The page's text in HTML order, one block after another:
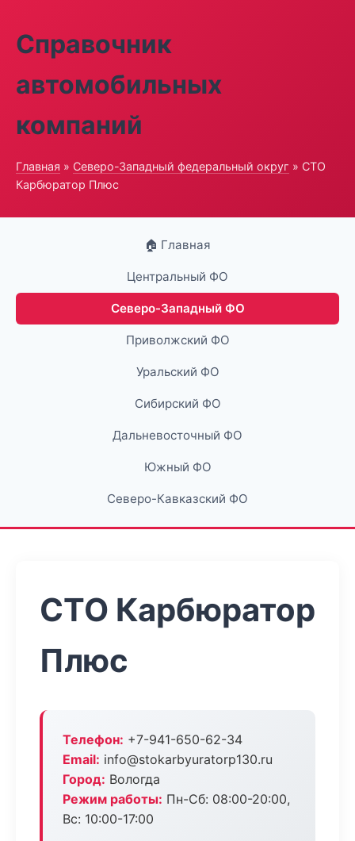
Справочник
автомобильных
компаний
Главная » Северо-Западный федеральный округ » СТО
Карбюратор Плюс
🏠 Главная
Центральный ФО
Северо-Западный ФО
Приволжский ФО
Уральский ФО
Сибирский ФО
Дальневосточный ФО
Южный ФО
Северо-Кавказский ФО
СТО Карбюратор
Плюс
Телефон: +7-941-650-62-34
Email: info@stokarbyuratorp130.ru
Город: Вологда
Режим работы: Пн-Сб: 08:00-20:00,
Вс: 10:00-17:00